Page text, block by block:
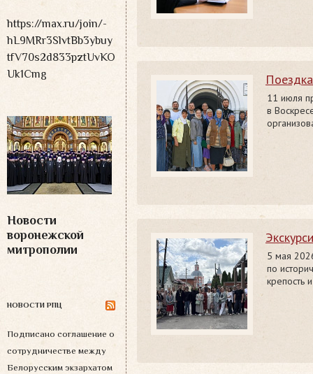
https://max.ru/join/-
hL9MRr3SlvtBb3ybuy
tfV70s2d833pztUvKO
Uk1Cmg
Новости
воронежской
митрополии
НОВОСТИ РПЦ
Подписано соглашение о
сотрудничестве между
Белорусским экзархатом
11 июля
в
5 мая
по
крепость